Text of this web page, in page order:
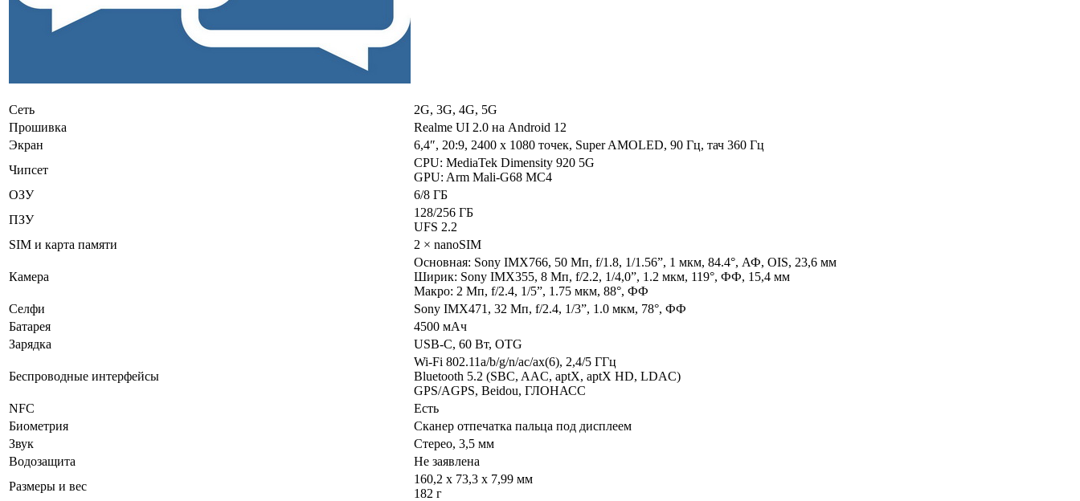
Сеть
2G, 3G, 4G, 5G
Прошивка
Realme UI 2.0 на Android 12
Экран
6,4″, 20:9, 2400 x 1080 точек, Super AMOLED, 90 Гц, тач 360 Гц
Чипсет
CPU: MediaTek Dimensity 920 5G
GPU: Arm Mali-G68 MC4
ОЗУ
6/8 ГБ
ПЗУ
128/256 ГБ
UFS 2.2
SIM и карта памяти
2 × nanoSIM
Камера
Основная: Sony IMX766, 50 Мп, f/1.8, 1/1.56”, 1 мкм, 84.4°, АФ, OIS, 23,6 мм
Ширик: Sony IMX355, 8 Мп, f/2.2, 1/4,0”, 1.2 мкм, 119°, ФФ, 15,4 мм
Макро: 2 Мп, f/2.4, 1/5”, 1.75 мкм, 88°, ФФ
Селфи
Sony IMX471, 32 Мп, f/2.4, 1/3”, 1.0 мкм, 78°, ФФ
Батарея
4500 мАч
Зарядка
USB-C, 60 Вт, OTG
Беспроводные интерфейсы
Wi-Fi 802.11a/b/g/n/ac/ax(6), 2,4/5 ГГц
Bluetooth 5.2 (SBC, AAC, aptX, aptX HD, LDAC)
GPS/AGPS, Beidou, ГЛОНАСС
NFC
Есть
Биометрия
Сканер отпечатка пальца под дисплеем
Звук
Стерео, 3,5 мм
Водозащита
Не заявлена
Размеры и вес
160,2 х 73,3 х 7,99 мм
182 г